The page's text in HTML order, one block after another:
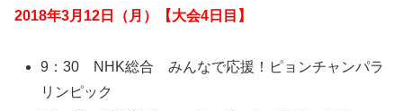
2018年3月12日（月）【大会4日目】
9：30 NHK総合 みんなで応援！ピョンチャンパラ
リンピック